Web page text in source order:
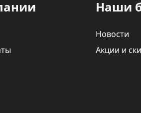
по каким-либо причинам
позволяет готовить на
Наши
Новости
Акции и